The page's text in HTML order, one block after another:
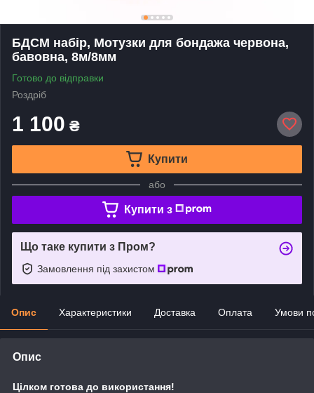
БДСМ набір, Мотузки для бондажа червона,
бавовна, 8м/8мм
Готово до відправки
Роздріб
1 100 ₴
Купити
або
Купити з
Що таке купити з Пром?
Замовлення під захистом
Опис Характеристики Доставка Оплата Умови
Опис
Цілком готова до використання!